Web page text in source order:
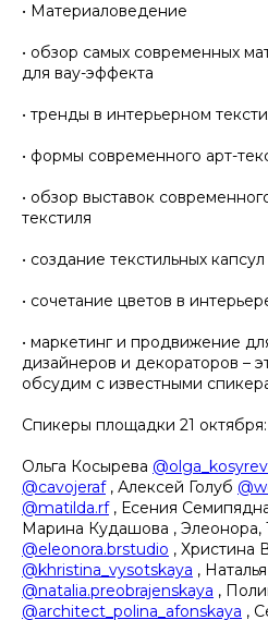
• Материаловедение
• обзор самых современных
для вау-эффекта
• тренды в интерьерном
• формы современного арт-
• обзор выставок
текстиля
• создание текстильных капсул
• сочетание цветов в
• маркетинг и продвижение
дизайнеров и декораторов –
обсудим с известными
Спикеры площадки 21 октября:
Ольга Косырева
@cavojeraf, Алексей Голуб
@matilda.rf, Есения
Марина Кудашова , Элеонора,
@eleonora.brstudio , Христина
@khristina_vysotskaya ,
@natalia.preobrajenskaya ,
@architect_polina_afonskaya ,